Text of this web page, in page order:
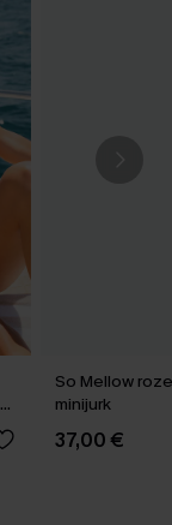
So Mellow
minijurk
37,00 €